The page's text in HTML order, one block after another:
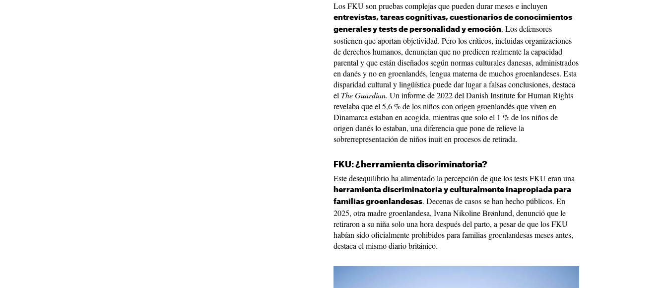
Los FKU son pruebas complejas que pueden durar meses e incluyen
entrevistas, tareas cognitivas, cuestionarios de conocimientos
generales y tests de personalidad y emoción. Los defensores
sostienen que aportan objetividad. Pero los críticos, incluidas organizaciones
de derechos humanos, denuncian que no predicen realmente la capacidad
parental y que están diseñados según normas culturales danesas, administrados
en danés y no en groenlandés, lengua materna de muchos groenlandeses. Esta
disparidad cultural y lingüística puede dar lugar a falsas conclusiones, destaca
el The Guardian. Un informe de 2022 del Danish Institute for Human Rights
revelaba que el 5,6 % de los niños con origen groenlandés que viven en
Dinamarca estaban en acogida, mientras que solo el 1 % de los niños de
origen danés lo estaban, una diferencia que pone de relieve la
sobrerrepresentación de niños inuit en procesos de retirada.
FKU: ¿herramienta discriminatoria?
Este desequilibrio ha alimentado la percepción de que los tests FKU eran una
herramienta discriminatoria y culturalmente inapropiada para
familias groenlandesas. Decenas de casos se han hecho públicos. En
2025, otra madre groenlandesa, Ivana Nikoline Brønlund, denunció que le
retiraron a su niña solo una hora después del parto, a pesar de que los FKU
habían sido oficialmente prohibidos para familias groenlandesas meses antes,
destaca el mismo diario británico.